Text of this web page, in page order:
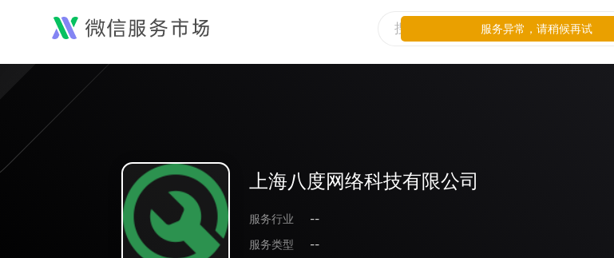
上海八度网络科技有限公司
服务行业
--
服务类型
--
服务异常，请稍候再试